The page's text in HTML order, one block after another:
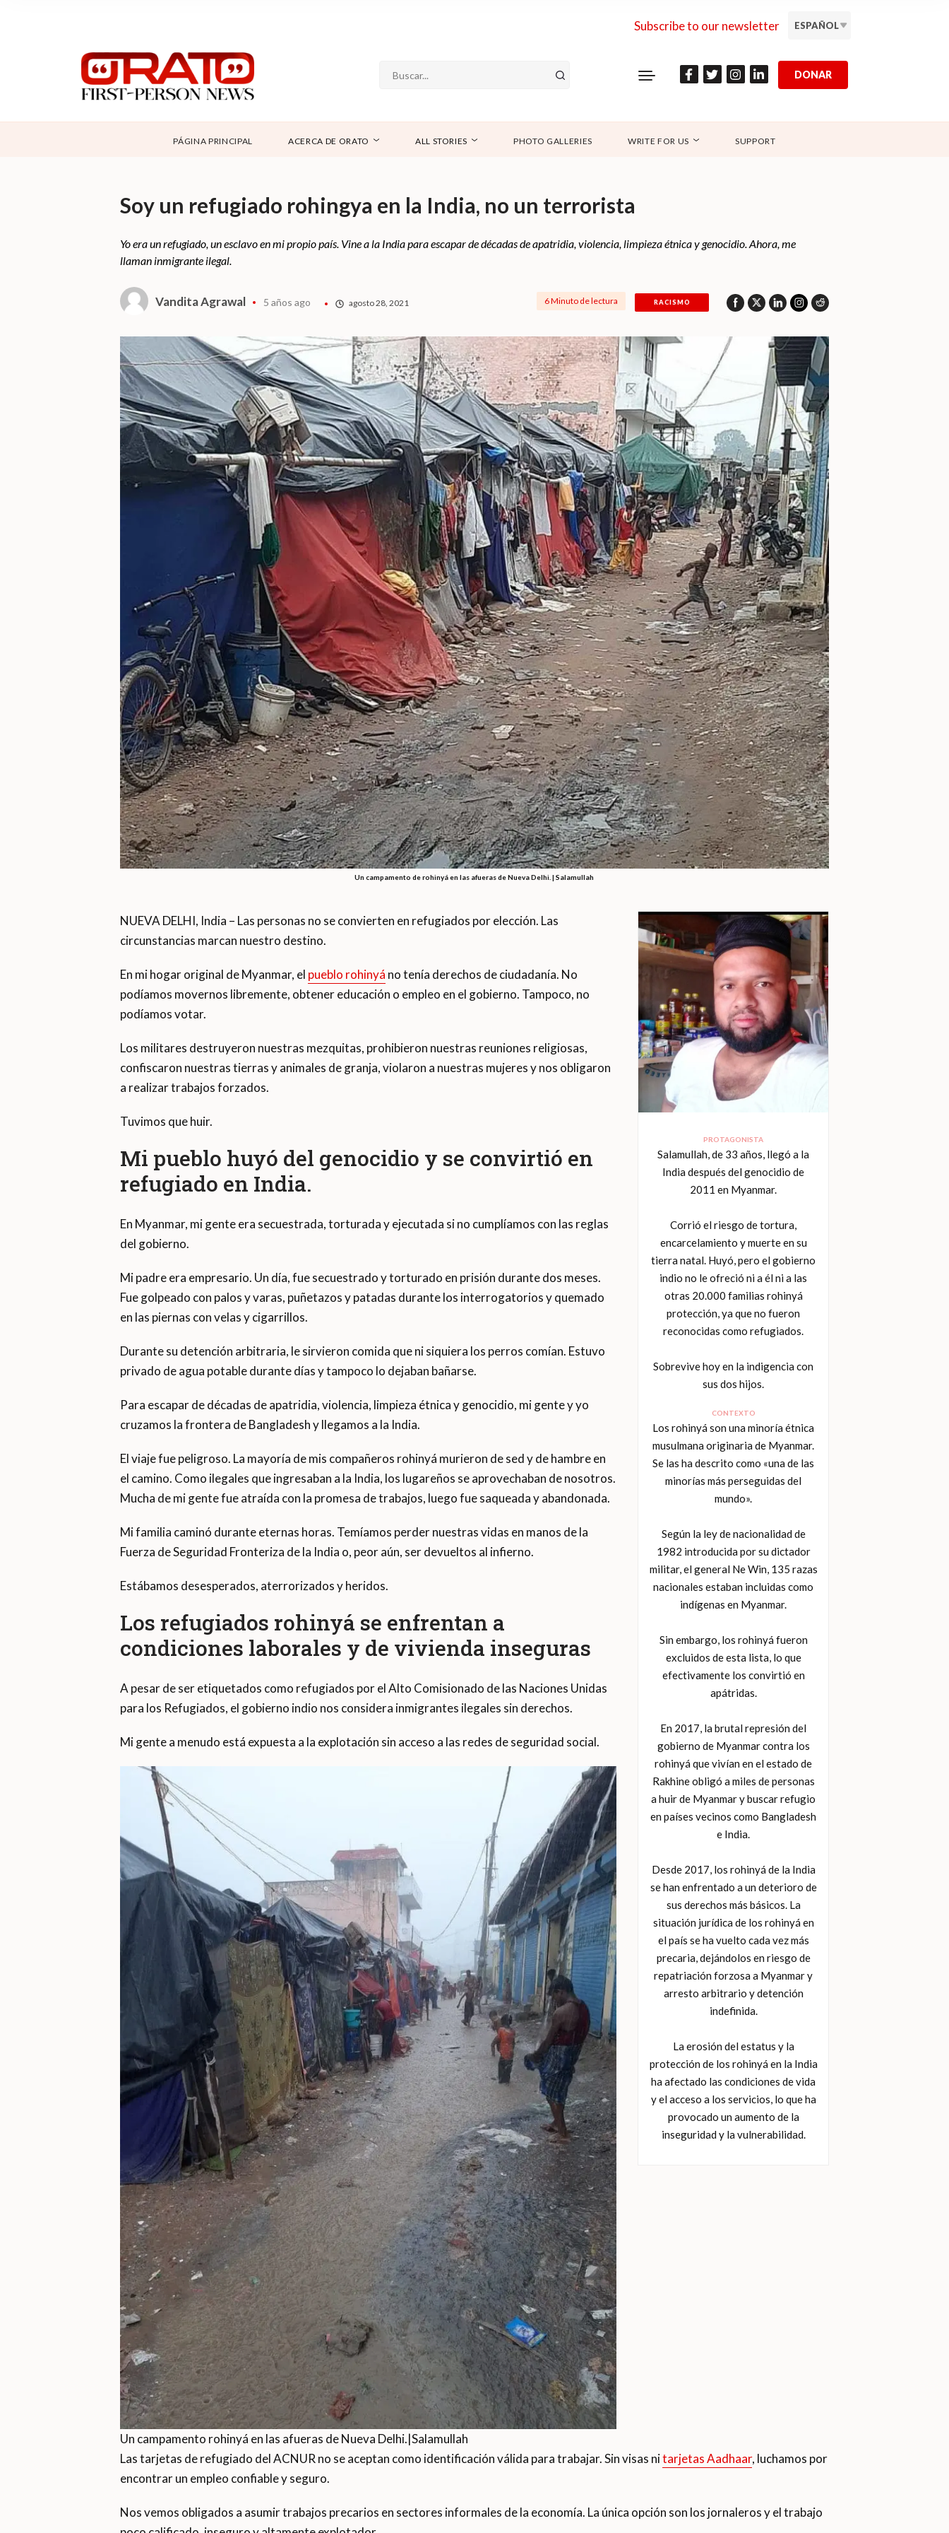
Subscribe to our newsletter ESPAÑOL
SUPPORT
CONTÁCTANOS
DONAR
PÁGINA PRINCIPAL ACERCA DE ORATO ALL STORIES PHOTO GALLERIES WRITE FOR US SUPPORT
Soy un refugiado rohingya en la India, no un terrorista
Yo era un refugiado, un esclavo en mi propio país. Vine a la India para escapar de décadas de apatridia, violencia, limpieza étnica y genocidio. Ahora, me
llaman inmigrante ilegal.
Vandita Agrawal 5 años ago agosto 28, 2021 6 Minuto de lectura RACISMO
Un campamento de rohinyá en las afueras de Nueva Delhi. | Salamullah
PROTAGONISTA
Salamullah, de 33 años, llegó a la
India después del genocidio de
2011 en Myanmar.
Corrió el riesgo de tortura,
encarcelamiento y muerte en su
tierra natal. Huyó, pero el gobierno
indio no le ofreció ni a él ni a las
otras 20.000 familias rohinyá
protección, ya que no fueron
reconocidas como refugiados.
Sobrevive hoy en la indigencia con
sus dos hijos.
CONTEXTO
Los rohinyá son una minoría étnica
musulmana originaria de Myanmar.
Se las ha descrito como «una de las
minorías más perseguidas del
mundo».
Según la ley de nacionalidad de
1982 introducida por su dictador
militar, el general Ne Win, 135 razas
nacionales estaban incluidas como
indígenas en Myanmar.
Sin embargo, los rohinyá fueron
excluidos de esta lista, lo que
efectivamente los convirtió en
apátridas.
En 2017, la brutal represión del
gobierno de Myanmar contra los
rohinyá que vivían en el estado de
Rakhine obligó a miles de personas
a huir de Myanmar y buscar refugio
en países vecinos como Bangladesh
e India.
Desde 2017, los rohinyá de la India
se han enfrentado a un deterioro de
sus derechos más básicos. La
situación jurídica de los rohinyá en
el país se ha vuelto cada vez más
precaria, dejándolos en riesgo de
repatriación forzosa a Myanmar y
arresto arbitrario y detención
indefinida.
La erosión del estatus y la
protección de los rohinyá en la India
ha afectado las condiciones de vida
y el acceso a los servicios, lo que ha
provocado un aumento de la
inseguridad y la vulnerabilidad.
NUEVA DELHI, India – Las personas no se convierten en refugiados por elección. Las
circunstancias marcan nuestro destino.
En mi hogar original de Myanmar, el pueblo rohinyá no tenía derechos de ciudadanía. No
podíamos movernos libremente, obtener educación o empleo en el gobierno. Tampoco, no
podíamos votar.
Los militares destruyeron nuestras mezquitas, prohibieron nuestras reuniones religiosas,
confiscaron nuestras tierras y animales de granja, violaron a nuestras mujeres y nos obligaron
a realizar trabajos forzados.
Tuvimos que huir.
Mi pueblo huyó del genocidio y se convirtió en
refugiado en India.
En Myanmar, mi gente era secuestrada, torturada y ejecutada si no cumplíamos con las reglas
del gobierno.
Mi padre era empresario. Un día, fue secuestrado y torturado en prisión durante dos meses.
Fue golpeado con palos y varas, puñetazos y patadas durante los interrogatorios y quemado
en las piernas con velas y cigarrillos.
Durante su detención arbitraria, le sirvieron comida que ni siquiera los perros comían. Estuvo
privado de agua potable durante días y tampoco lo dejaban bañarse.
Para escapar de décadas de apatridia, violencia, limpieza étnica y genocidio, mi gente y yo
cruzamos la frontera de Bangladesh y llegamos a la India.
El viaje fue peligroso. La mayoría de mis compañeros rohinyá murieron de sed y de hambre en
el camino. Como ilegales que ingresaban a la India, los lugareños se aprovechaban de nosotros.
Mucha de mi gente fue atraída con la promesa de trabajos, luego fue saqueada y abandonada.
Mi familia caminó durante eternas horas. Temíamos perder nuestras vidas en manos de la
Fuerza de Seguridad Fronteriza de la India o, peor aún, ser devueltos al infierno.
Estábamos desesperados, aterrorizados y heridos.
Los refugiados rohinyá se enfrentan a
condiciones laborales y de vivienda inseguras
A pesar de ser etiquetados como refugiados por el Alto Comisionado de las Naciones Unidas
para los Refugiados, el gobierno indio nos considera inmigrantes ilegales sin derechos.
Mi gente a menudo está expuesta a la explotación sin acceso a las redes de seguridad social.
Un campamento rohinyá en las afueras de Nueva Delhi.|Salamullah
Las tarjetas de refugiado del ACNUR no se aceptan como identificación válida para trabajar. Sin visas nitarjetas Aadhaar, luchamos por
encontrar un empleo confiable y seguro.
Nos vemos obligados a asumir trabajos precarios en sectores informales de la economía. La única opción son los jornaleros y el trabajo